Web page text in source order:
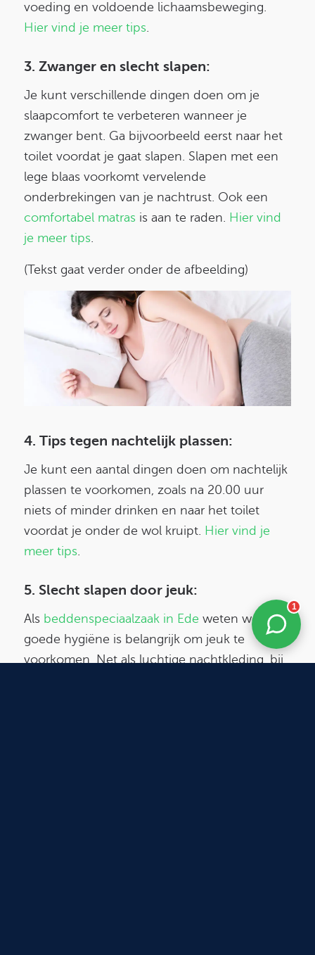
voeding en voldoende lichaamsbeweging.
Hier vind je meer tips.
3. Zwanger en slecht slapen:
Je kunt verschillende dingen doen om je
slaapcomfort te verbeteren wanneer je
zwanger bent. Ga bijvoorbeeld eerst naar het
toilet voordat je gaat slapen. Slapen met een
lege blaas voorkomt vervelende
onderbrekingen van je nachtrust. Ook een
comfortabel matrasis aan te raden. Hier vind
je meer tips.
(Tekst gaat verder onder de afbeelding)
4. Tips tegen nachtelijk plassen:
Je kunt een aantal dingen doen om nachtelijk
plassen te voorkomen, zoals na 20.00 uur
niets of minder drinken en naar het toilet
voordat je onder de wol kruipt. Hier vind je
meer tips.
5. Slecht slapen door jeuk:
Als beddenspeciaalzaak in Ede weten we:
goede hygiëne is belangrijk om jeuk te
voorkomen. Net als luchtige nachtkleding, bij
1